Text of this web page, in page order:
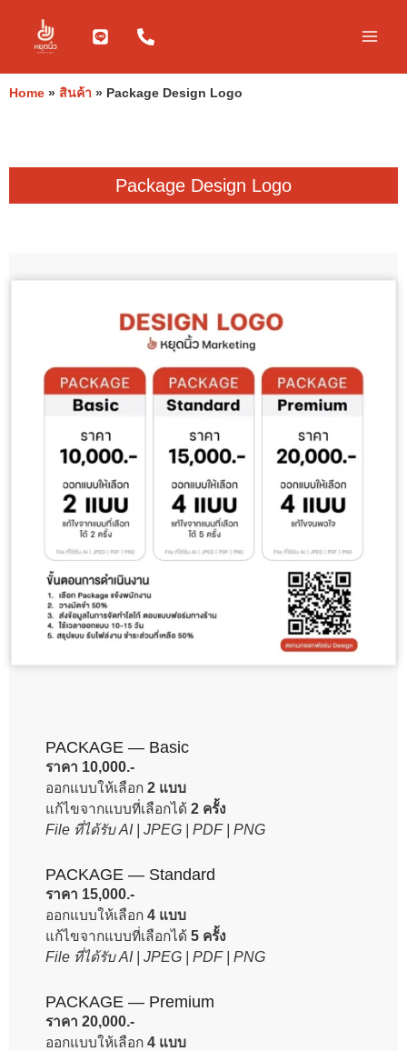
content
Home » สินค้า » Package Design Logo
Package Design Logo
PACKAGE — Basic
ราคา 10,000.-
ออกแบบให้เลือก 2 แบบ
แก้ไขจากแบบที่เลือกได้ 2 ครั้ง
File ที่ได้รับ AI | JPEG | PDF | PNG
PACKAGE — Standard
ราคา 15,000.-
ออกแบบให้เลือก 4 แบบ
แก้ไขจากแบบที่เลือกได้ 5 ครั้ง
File ที่ได้รับ AI | JPEG | PDF | PNG
PACKAGE — Premium
ราคา 20,000.-
ออกแบบให้เลือก 4 แบบ